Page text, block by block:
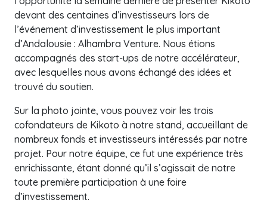
devant des centaines d’investisseurs lors de
l’événement d’investissement le plus important
d’Andalousie : Alhambra Venture. Nous étions
accompagnés des start-ups de notre accélérateur,
avec lesquelles nous avons échangé des idées et
trouvé du soutien.
Sur la photo jointe, vous pouvez voir les trois
cofondateurs de Kikoto à notre stand, accueillant de
nombreux fonds et investisseurs intéressés par notre
projet. Pour notre équipe, ce fut une expérience très
enrichissante, étant donné qu’il s’agissait de notre
toute première participation à une foire
d’investissement.